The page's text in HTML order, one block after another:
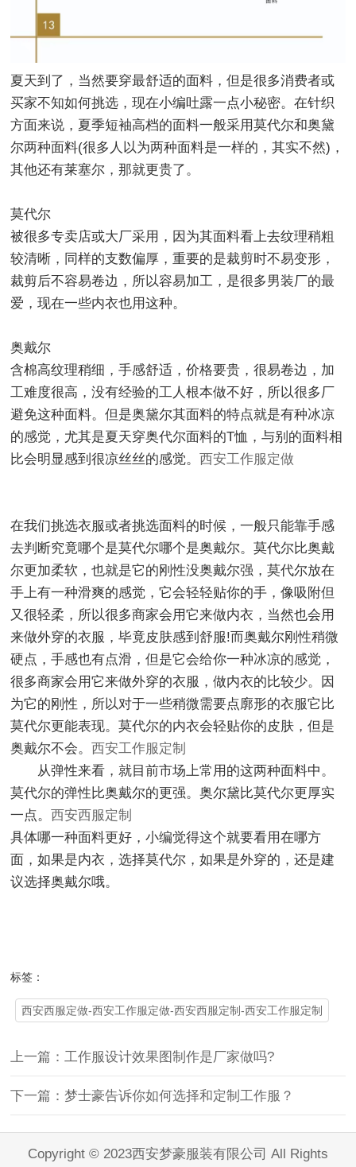
夏天到了，当然要穿最舒适的面料，但是很多消费者或
买家不知如何挑选，现在小编吐露一点小秘密。在针织
方面来说，夏季短袖高档的面料一般采用莫代尔和奥黛
尔两种面料(很多人以为两种面料是一样的，其实不然) ，
其他还有莱塞尔，那就更贵了。
莫代尔
被很多专卖店或大厂采用，因为其面料看上去纹理稍粗
较清晰，同样的支数偏厚，重要的是裁剪时不易变形，
裁剪后不容易卷边，所以容易加工，是很多男装厂的最
爱，现在一些内衣也用这种。
奥戴尔
含棉高纹理稍细，手感舒适，价格要贵，很易卷边，加
工难度很高，没有经验的工人根本做不好，所以很多厂
避免这种面料。但是奥黛尔其面料的特点就是有种冰凉
的感觉，尤其是夏天穿奥代尔面料的T恤，与别的面料相
比会明显感到很凉丝丝的感觉。西安工作服定做
在我们挑选衣服或者挑选面料的时候，一般只能靠手感
去判断究竟哪个是莫代尔哪个是奥戴尔。莫代尔比奥戴
尔更加柔软，也就是它的刚性没奥戴尔强，莫代尔放在
手上有一种滑爽的感觉，它会轻轻贴你的手，像吸附但
又很轻柔，所以很多商家会用它来做内衣，当然也会用
来做外穿的衣服，毕竟皮肤感到舒服!而奥戴尔刚性稍微
硬点，手感也有点滑，但是它会给你一种冰凉的感觉，
很多商家会用它来做外穿的衣服，做内衣的比较少。因
为它的刚性，所以对于一些稍微需要点廓形的衣服它比
莫代尔更能表现。莫代尔的内衣会轻贴你的皮肤，但是
奥戴尔不会。西安工作服定制
从弹性来看，就目前市场上常用的这两种面料中。
莫代尔的弹性比奥戴尔的更强。奥尔黛比莫代尔更厚实
一点。西安西服定制
具体哪一种面料更好，小编觉得这个就要看用在哪方
面，如果是内衣，选择莫代尔，如果是外穿的，还是建
议选择奥戴尔哦。
标签：
西安西服定做-西安工作服定做-西安西服定制-西安工作服定制
上一篇：工作服设计效果图制作是厂家做吗?
下一篇：梦士豪告诉你如何选择和定制工作服？
Copyright © 2023西安梦豪服装有限公司 All Rights